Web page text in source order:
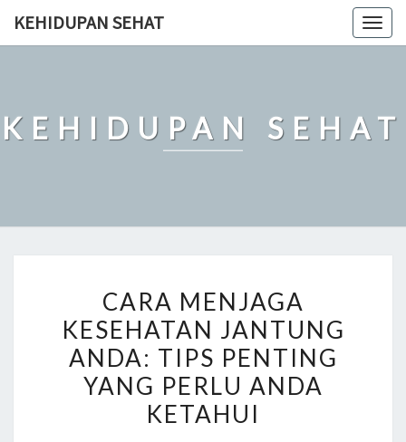
KEHIDUPAN SEHAT
KEHIDUPAN SEHAT
MENJAGA
KESEHATAN
JANTUNG
ANDA:
TIPS
PENTING
CARA MENJAGA
KESEHATAN JANTUNG
ANDA: TIPS PENTING
YANG PERLU ANDA
KETAHUI